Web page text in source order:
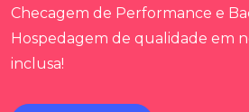
Checagem de Performance e
Hospedagem de qualidade em
inclusa!